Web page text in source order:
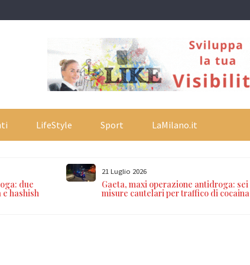
LifeStyle Sport LaMilano.it
due
hashish
21 Luglio 2026
Gaeta, maxi operazione antidroga: sei
misure cautelari per traffico di cocaina